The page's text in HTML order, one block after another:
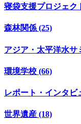
寝袋支援プロジェク
森林関係 (25)
アジア・太平洋水サ
環境学校 (66)
レポート・インタビ
世界遺産 (18)